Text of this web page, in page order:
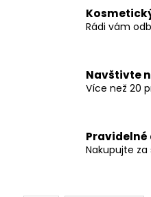
Rádi vám
Navštivte
Více než 20
Pravidelné
Nakupujte